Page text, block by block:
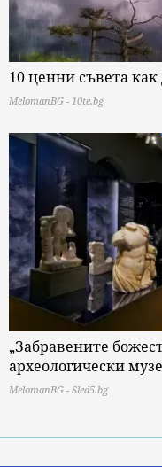
10 ценни съвета
MelomanBG - 10te.bg
„Забравените
археологически
MelomanBG - Sled5.bg